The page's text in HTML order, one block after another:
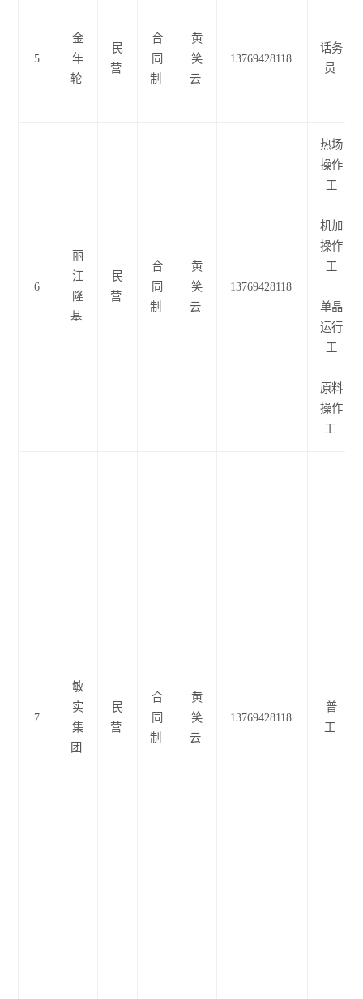
5
金
年
轮
民
营
合
同
制
黄
笑
云
13769428118
话务
员
6
丽
江
隆
基
民
营
合
同
制
黄
笑
云
13769428118
热场
操作
工
机加
操作
工
单晶
运行
工
原料
操作
工
7
敏
实
集
团
民
营
合
同
制
黄
笑
云
13769428118
普
工